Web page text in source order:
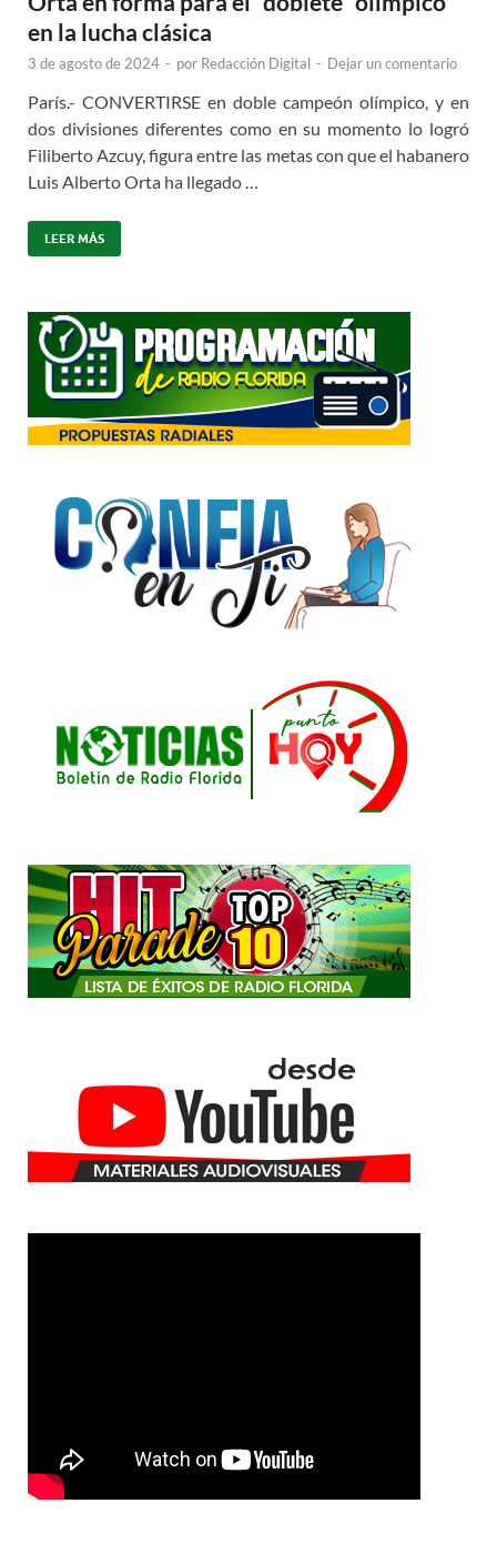
en la lucha clásica
3 de agosto de 2024 - por Redacción Digital - Dejar un comentario
París.- CONVERTIRSE en doble campeón olímpico, y en
dos divisiones diferentes como en su momento lo logró
Filiberto Azcuy, figura entre las metas con que el habanero
Luis Alberto Orta ha llegado …
LEER MÁS